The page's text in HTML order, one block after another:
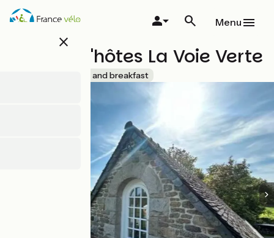
Overslaan
en
close
Menu
Maison d'hôtes La Voie Verte
Bed and breakfast